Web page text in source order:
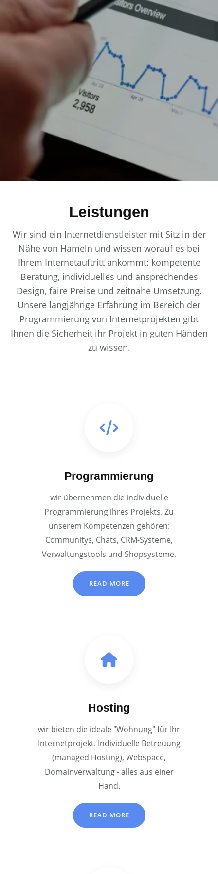
Leistungen
Wir sind ein Internetdienstleister mit Sitz in der
Nähe von Hameln und wissen worauf es bei
Ihrem Internetauftritt ankommt: kompetente
Beratung, individuelles und ansprechendes
Design, faire Preise und zeitnahe Umsetzung.
Unsere langjährige Erfahrung im Bereich der
Programmierung von Internetprojekten gibt
Ihnen die Sicherheit ihr Projekt in guten Händen
zu wissen.
Programmierung
wir übernehmen die individuelle
Programmierung ihres Projekts. Zu
unserem Kompetenzen gehören:
Communitys, Chats, CRM-Systeme,
Verwaltungstools und Shopsysteme.
READ MORE
Hosting
wir bieten die ideale "Wohnung" für Ihr
Internetprojekt. Individuelle Betreuung
(managed Hosting), Webspace,
Domainverwaltung - alles aus einer
Hand.
READ MORE